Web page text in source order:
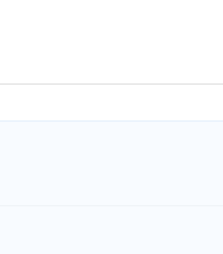
정치인 측근 포항시 정책특보
남 태양광, 대한민국 다음